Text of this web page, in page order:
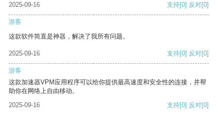
2025-09-16 支持[0] 反对[0]
游客
这款软件简直是神器，解决了我所有问题。
2025-09-16 支持[0] 反对[0]
游客
这款加速器VPM应用程序可以给你提供最高速度和安全性的连接，并帮
助你在网络上自由移动。
2025-09-16
支持[0] 反对[0]